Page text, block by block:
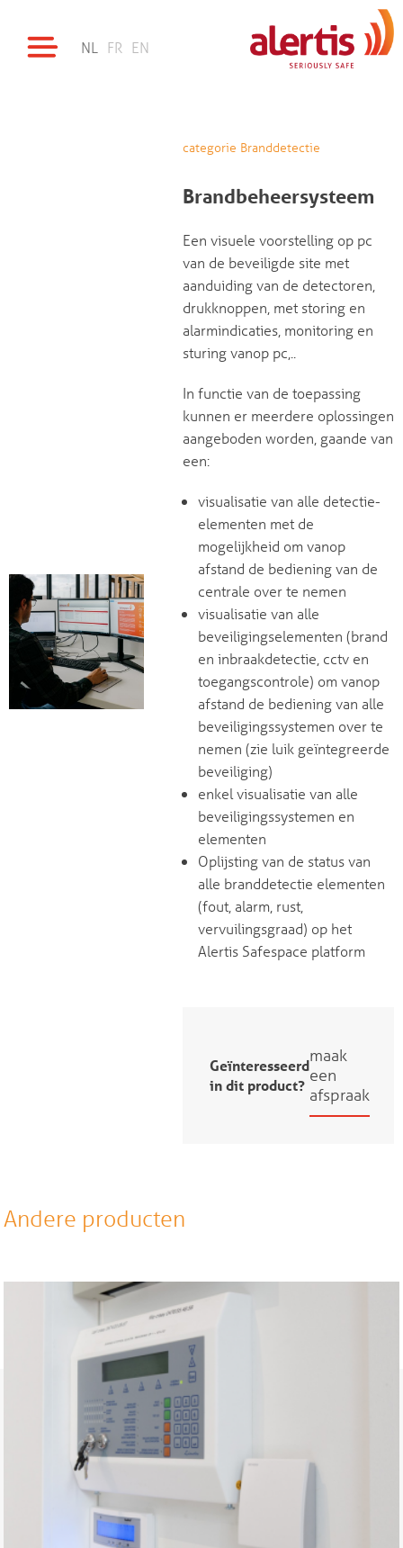
NL FR EN
categorie Branddetectie
Brandbeheersysteem
Een visuele voorstelling op pc
van de beveiligde site met
aanduiding van de detectoren,
drukknoppen, met storing en
alarmindicaties, monitoring en
sturing vanop pc,..
In functie van de toepassing
kunnen er meerdere oplossingen
aangeboden worden, gaande van
een:
visualisatie van alle detectie-
elementen met de
mogelijkheid om vanop
afstand de bediening van de
centrale over te nemen
visualisatie van alle
beveiligingselementen (brand
en inbraakdetectie, cctv en
toegangscontrole) om vanop
afstand de bediening van alle
beveiligingssystemen over te
nemen (zie luik geïntegreerde
beveiliging)
enkel visualisatie van alle
beveiligingssystemen en
elementen
Oplijsting van de status van
alle branddetectie elementen
(fout, alarm, rust,
vervuilingsgraad) op het
Alertis Safespace platform
Geïnteresseerd
in dit product?
maak
een
afspraak
Andere producten